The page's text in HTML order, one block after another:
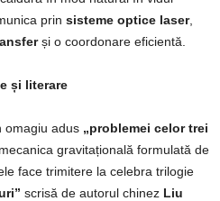
prin sisteme optice laser,
și o coordonare eficientă.
și literare
omagiu adus „problemei celor trei
gravitațională formulată de
face trimitere la celebra trilogie
scrisă de autorul chinez Liu